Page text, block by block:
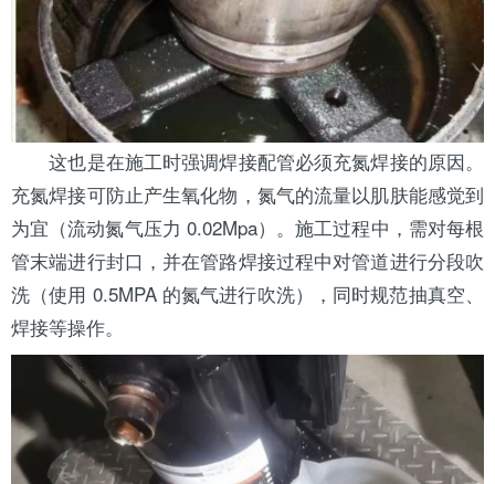
这也是在施工时强调焊接配管必须充氮焊接的原因。
充氮焊接可防止产生氧化物，氮气的流量以肌肤能感觉到
为宜（流动氮气压力 0.02Mpa）。施工过程中，需对每根
管末端进行封口，并在管路焊接过程中对管道进行分段吹
洗（使用 0.5MPA 的氮气进行吹洗），同时规范抽真空、
焊接等操作。